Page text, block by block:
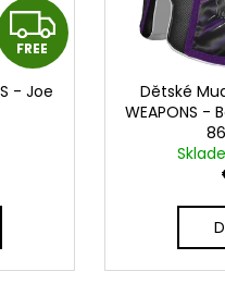
F
R
FREE
- Joe
Dětské
WEAPONS -